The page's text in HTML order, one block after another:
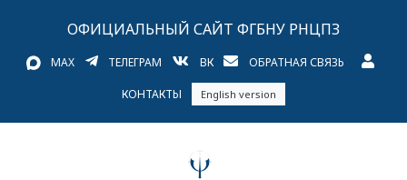
ОФИЦИАЛЬНЫЙ САЙТ ФГБНУ РНЦПЗ
MAX ТЕЛЕГРАМ ВК ОБРАТНАЯ СВЯЗЬ
КОНТАКТЫ English version